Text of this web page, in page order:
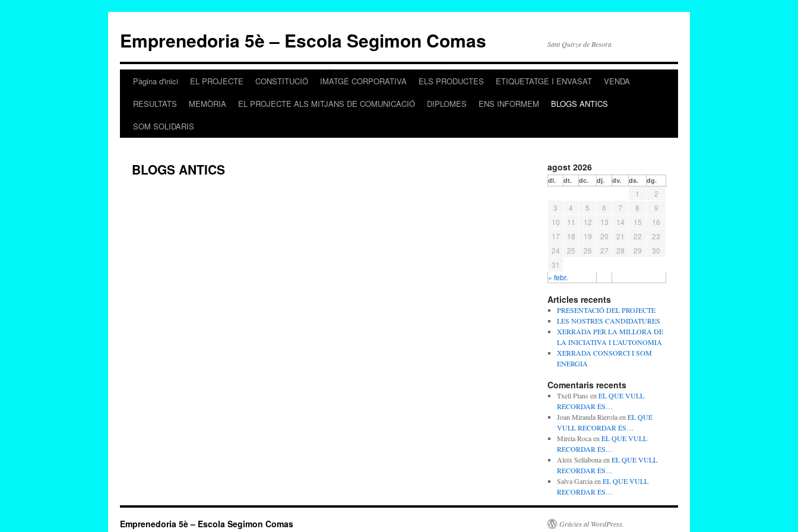
Emprenedoria 5è – Escola Segimon Comas Sant Quirze de Besora
Vés
contingut
Pàgina d'inici EL PROJECTE CONSTITUCIÓ IMATGE CORPORATIVA ELS PRODUCTES ETIQUETATGE I ENVASAT
VENDA
RESULTATS
MEMÒRIA EL PROJECTE ALS MITJANS DE COMUNICACIÓ DIPLOMES ENS INFORMEM
BLOGS ANTICS
SOM SOLIDARIS
BLOGS ANTICS agost 2026
dl. dt. dc. dj. dv. ds. dg.
« febr.
1
2
3
4 5 6 7 8
9
10
11 12 13 14 15
16
17
18 19 20 21 22
23
24
25 26 27 28 29
30
31
Articles recents
PRESENTACIÓ DEL PROJECTE
LES NOSTRES CANDIDATURES
XERRADA PER LA MILLORA DE
LA INICIATIVA I L’AUTONOMIA
XERRADA CONSORCI I SOM
ENERGIA
Comentaris recents
Txell Plans en EL QUE VULL
RECORDAR ÉS…
Joan Miranda Rierolaen EL QUE
VULL RECORDAR ÉS…
Mireia Rocaen EL QUE VULL
RECORDAR ÉS…
Aleix Sellabonaen EL QUE VULL
RECORDAR ÉS…
Salva Garciaen EL QUE VULL
RECORDAR ÉS…
Emprenedoria 5è – Escola Segimon Comas Gràcies al WordPress.